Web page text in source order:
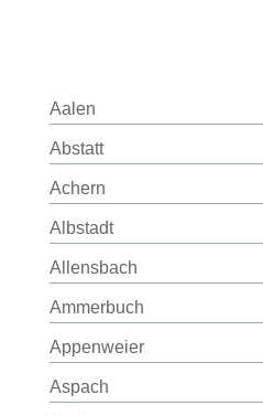
Aalen
Abstatt
Achern
Albstadt
Allensbach
Ammerbuch
Appenweier
Aspach